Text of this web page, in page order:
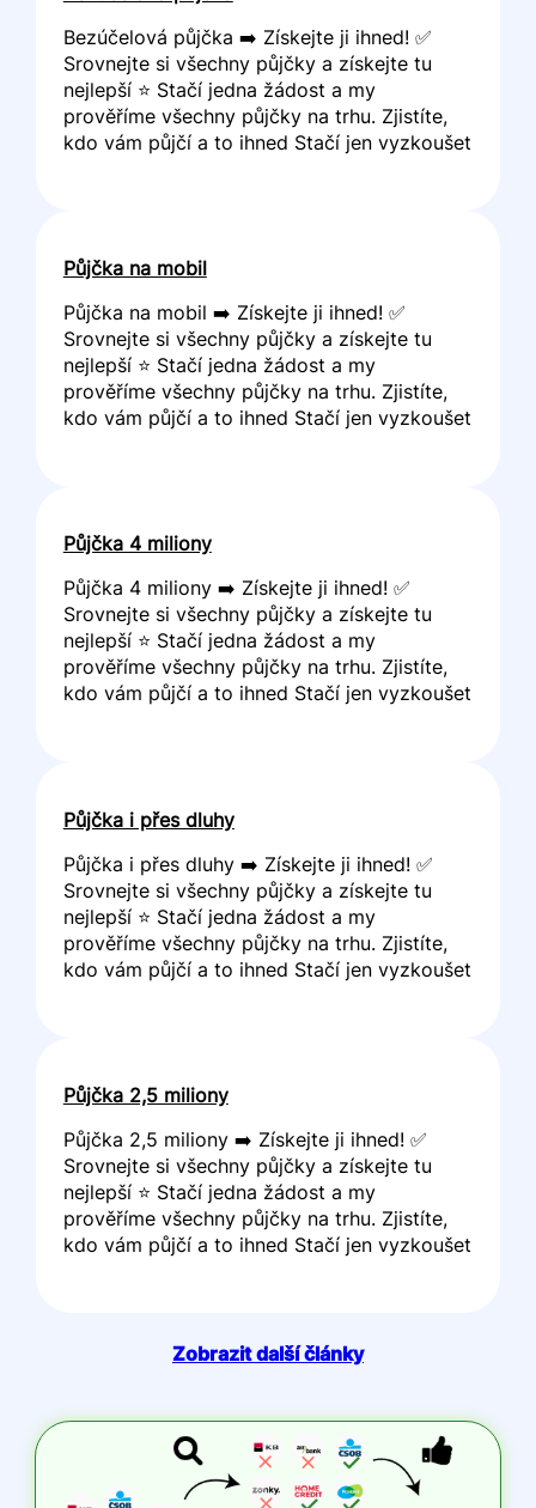
Bezúčelová půjčka ➡️ Získejte ji ihned! ✅
Srovnejte si všechny půjčky a získejte tu
nejlepší ⭐ Stačí jedna žádost a my
prověříme všechny půjčky na trhu. Zjistíte,
kdo vám půjčí a to ihned Stačí jen vyzkoušet
Půjčka na mobil
Půjčka na mobil ➡️ Získejte ji ihned! ✅
Srovnejte si všechny půjčky a získejte tu
nejlepší ⭐ Stačí jedna žádost a my
prověříme všechny půjčky na trhu. Zjistíte,
kdo vám půjčí a to ihned Stačí jen vyzkoušet
Půjčka 4 miliony
Půjčka 4 miliony ➡️ Získejte ji ihned! ✅
Srovnejte si všechny půjčky a získejte tu
nejlepší ⭐ Stačí jedna žádost a my
prověříme všechny půjčky na trhu. Zjistíte,
kdo vám půjčí a to ihned Stačí jen vyzkoušet
Půjčka i přes dluhy
Půjčka i přes dluhy ➡️ Získejte ji ihned! ✅
Srovnejte si všechny půjčky a získejte tu
nejlepší ⭐ Stačí jedna žádost a my
prověříme všechny půjčky na trhu. Zjistíte,
kdo vám půjčí a to ihned Stačí jen vyzkoušet
Půjčka 2,5 miliony
Půjčka 2,5 miliony ➡️ Získejte ji ihned! ✅
Srovnejte si všechny půjčky a získejte tu
nejlepší ⭐ Stačí jedna žádost a my
prověříme všechny půjčky na trhu. Zjistíte,
kdo vám půjčí a to ihned Stačí jen vyzkoušet
Zobrazit další články